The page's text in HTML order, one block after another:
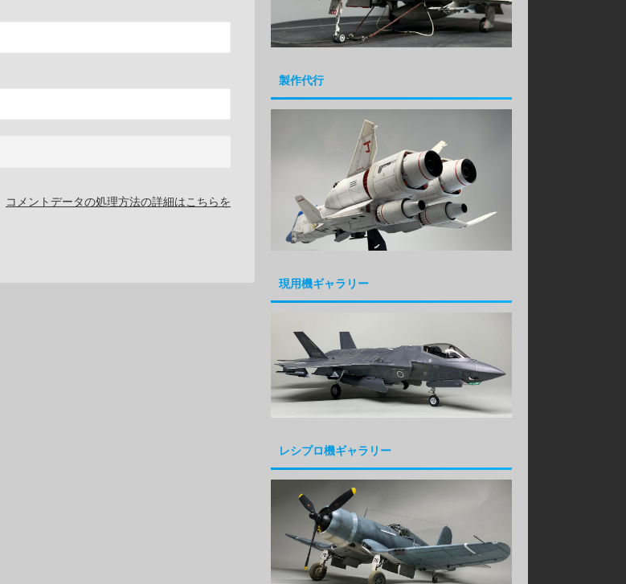
コメントデータの処理方法の詳細はこちらを
製作代行
現用機ギャラリー
レシプロ機ギャラリー